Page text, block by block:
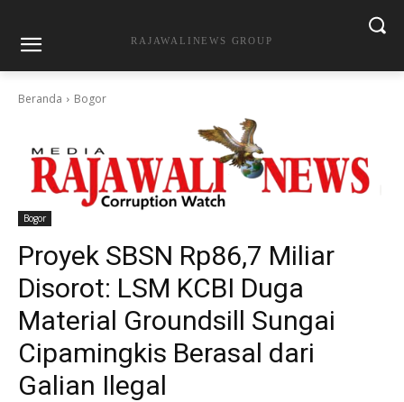
RAJAWALINEWS GROUP
Beranda Bogor
Bogor
Proyek SBSN Rp86,7 Miliar
Disorot: LSM KCBI Duga
Material Groundsill Sungai
Cipamingkis Berasal dari
Galian Ilegal